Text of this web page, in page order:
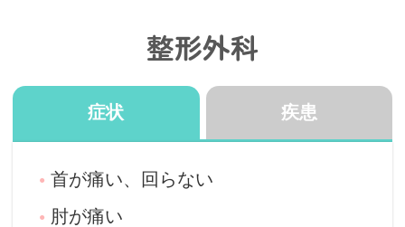
脂質異常症、高コレステロール血症
痛風（高尿酸血症）
睡眠時無呼吸症候群
整形外科
症状
首が痛い、回らない
肘が痛い
疾患